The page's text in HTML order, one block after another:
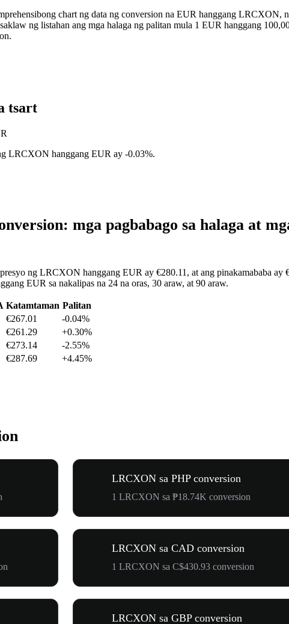
chart ng data ng conversion na EUR hanggang
ng listahan ang mga halaga ng palitan mula 1 EUR hanggang
tsart
LRCXON hanggang EUR ay -0.03%.
mga pagbabago sa halaga at
ng LRCXON hanggang EUR ay €280.11, at ang pinakamababa
EUR sa nakalipas na 24 na oras, 30 araw, at 90 araw.
Katamtaman Palitan
€267.01
-0.04%
€261.29
+0.30%
€273.14
-2.55%
€287.69 +4.45%
LRCXON sa PHP conversion
1 LRCXON sa ₱18.74K conversion
LRCXON sa CAD conversion
1 LRCXON sa C$430.93 conversion
LRCXON sa GBP conversion